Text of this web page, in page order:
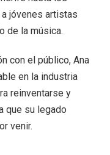
jóvenes artistas
de la música.
con el público, Ana
en la industria
reinventarse y
que su legado
venir.